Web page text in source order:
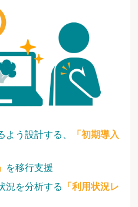
よう設計する、
「初期導入
を移行支援
況を分析する
「利用状況レ